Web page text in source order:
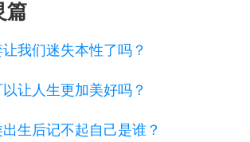
篇
我们迷失本性了吗？
让人生更加美好吗？
生后记不起自己是谁？